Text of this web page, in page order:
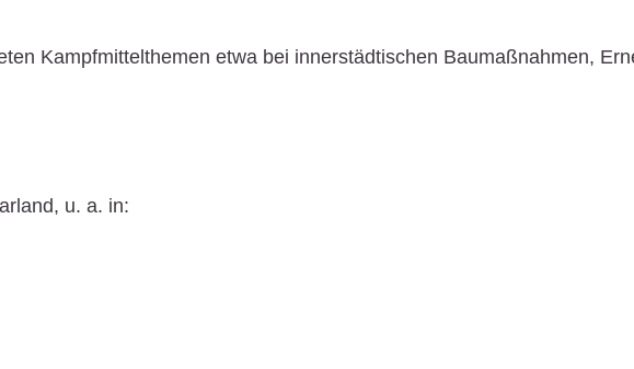
Kampfmittelthemen etwa bei innerstädtischen Baumaßnahmen,
u. a. in: